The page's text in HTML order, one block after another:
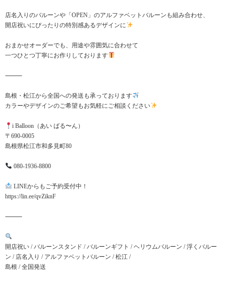
店名入りのバルーンや「OPEN」のアルファベットバルーンも組み合わせ、
開店祝いにぴったりの特別感あるデザインに
おまかせオーダーでも、用途や雰囲気に合わせて
一つひとつ丁寧にお作りしております
⸻
島根・松江から全国への発送も承っております
カラーやデザインのご希望もお気軽にご相談ください
i Balloon（あい ばる〜ん）
〒690-0005
島根県松江市和多見町80
080-1936-8800
LINEからもご予約受付中！
https://lin.ee/qvZiknF
⸻
開店祝い / バルーンスタンド / バルーンギフト / ヘリウムバルーン / 浮くバルー
ン / 店名入り / アルファベットバルーン / 松江 /
島根 / 全国発送